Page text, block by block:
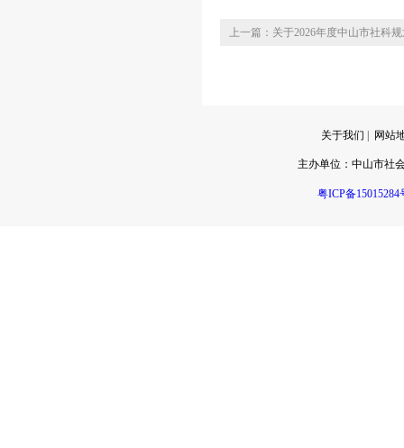
上一篇：关于2026年度中山市社科
关于我们 网站
主办单位：中山市社
粤ICP备15015284